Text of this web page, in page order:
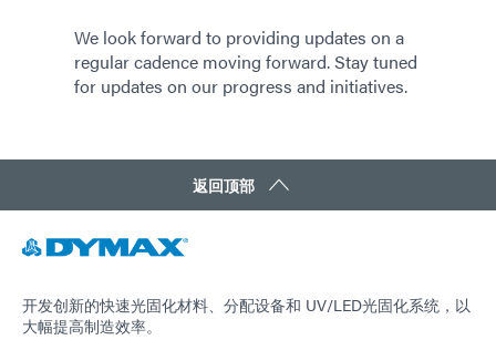
We look forward to providing updates on a
regular cadence moving forward. Stay tuned
for updates on our progress and initiatives.
返回顶部
开发创新的快速光固化材料、分配设备和 UV/LED光固化系统，以
大幅提高制造效率。